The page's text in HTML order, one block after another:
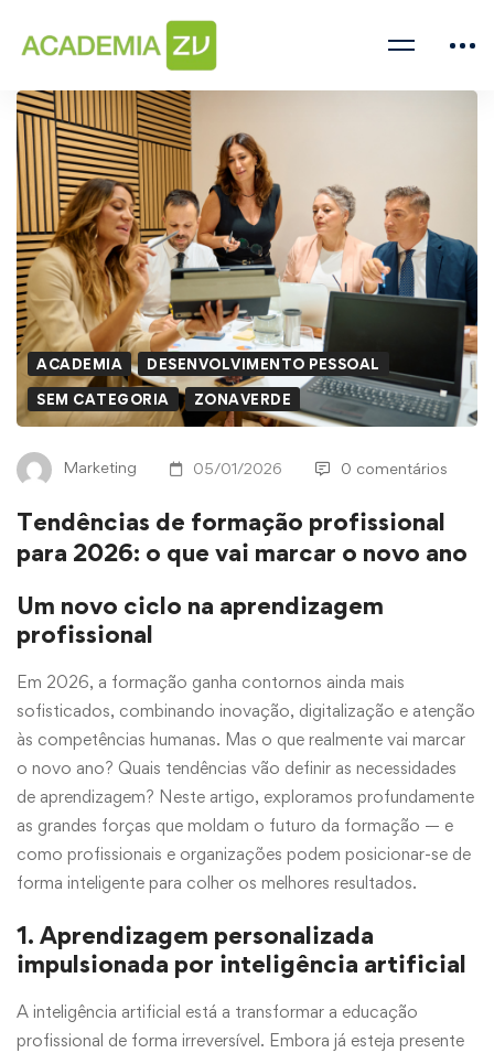
ACADEMIA
DESENVOLVIMENTO PESSOAL
SEM CATEGORIA
ZONAVERDE
Marketing 05/01/2026 0 comentários
Tendências de formação profissional
para 2026: o que vai marcar o novo ano
Um novo ciclo na aprendizagem
profissional
Em 2026, a formação ganha contornos ainda mais
sofisticados, combinando inovação, digitalização e atenção
às competências humanas. Mas o que realmente vai marcar
o novo ano? Quais tendências vão definir as necessidades
de aprendizagem? Neste artigo, exploramos profundamente
as grandes forças que moldam o futuro da formação — e
como profissionais e organizações podem posicionar-se de
forma inteligente para colher os melhores resultados.
1. Aprendizagem personalizada
impulsionada por inteligência artificial
A inteligência artificial está a transformar a educação
profissional de forma irreversível. Embora já esteja presente